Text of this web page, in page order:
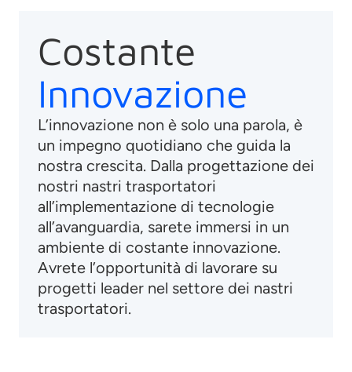
Costante
Innovazione
L’innovazione non è solo una parola, è
un impegno quotidiano che guida la
nostra crescita. Dalla progettazione dei
nostri nastri trasportatori
all’implementazione di tecnologie
all’avanguardia, sarete immersi in un
ambiente di costante innovazione.
Avrete l’opportunità di lavorare su
progetti leader nel settore dei nastri
trasportatori.